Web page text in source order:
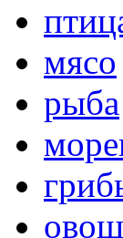
мясо
рыба